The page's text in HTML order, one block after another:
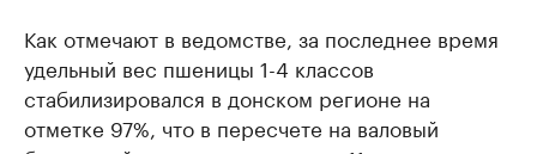
Как отмечают в ведомстве, за последнее время
удельный вес пшеницы 1-4 классов
стабилизировался в донском регионе на
отметке 97%, что в пересчете на валовый